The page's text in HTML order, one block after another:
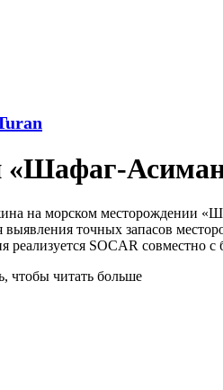
на морском месторождении
точных запасов
реализуется SOCAR совместно
чтобы читать больше